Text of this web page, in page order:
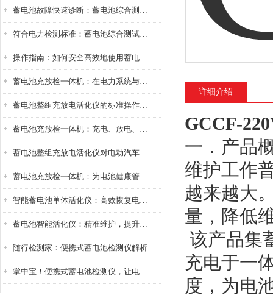
蓄电池故障快速诊断：蓄电池综合测试仪判断落后电池的方法与标准
符合电力检测标准：蓄电池综合测试仪测试规范与精度校准方法详解
操作指南：如何安全高效地使用蓄电池智能活化仪？
蓄电池充放检一体机：在电力系统与储能设备中的创新应用，确保蓄电池性能与可靠性
蓄电池整组充放电活化仪的标准操作流程：从接线设置到充放电参数设定的安全规范
蓄电池充放检一体机：充电、放电、检测三功能集成设备
蓄电池整组充放电活化仪对电动汽车电池有帮助吗？
蓄电池充放检一体机：为电池健康管理提供一站式解决方案
智能蓄电池单体活化仪：高效恢复电池性能，延长蓄电池使用寿命
蓄电池智能活化仪：精准维护，提升电池健康状态
随行检测家：便携式蓄电池检测仪解析
掌中宝！便携式蓄电池检测仪，让电池检测变得简单又快捷！
详细介绍
GCCF-
一．产品
维护工作
越来越大
量，降低
该产品集
充电于一
度，为电